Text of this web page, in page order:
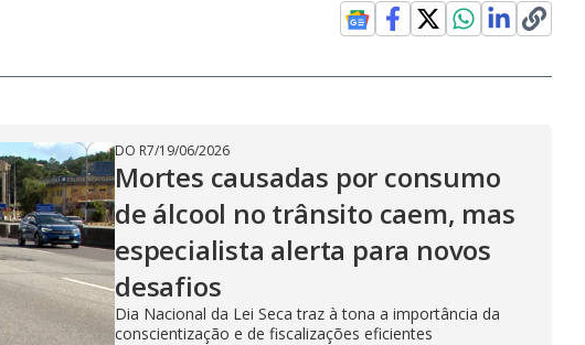
DO R7/19/06/2026
Mortes causadas por consumo
de álcool no trânsito caem, mas
especialista alerta para novos
desafios
Dia Nacional da Lei Seca traz à tona a importância da
conscientização e de fiscalizações eficientes